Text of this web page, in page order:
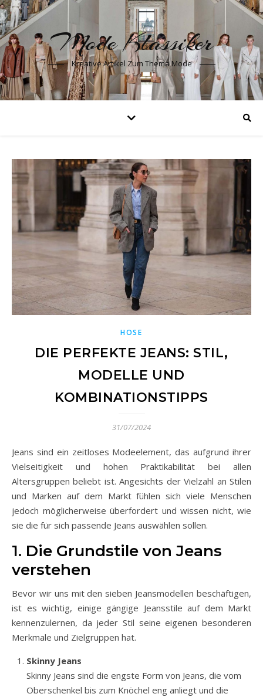
Mode Klassiker
Kreative Artikel Zum Thema Mode
HOSE
DIE PERFEKTE JEANS: STIL,
MODELLE UND
KOMBINATIONSTIPPS
31/07/2024
Jeans sind ein zeitloses Modeelement, das aufgrund ihrer
Vielseitigkeit und hohen Praktikabilität bei allen
Altersgruppen beliebt ist. Angesichts der Vielzahl an Stilen
und Marken auf dem Markt fühlen sich viele Menschen
jedoch möglicherweise überfordert und wissen nicht, wie
sie die für sich passende Jeans auswählen sollen.
1. Die Grundstile von Jeans
verstehen
Bevor wir uns mit den sieben Jeansmodellen beschäftigen,
ist es wichtig, einige gängige Jeansstile auf dem Markt
kennenzulernen, da jeder Stil seine eigenen besonderen
Merkmale und Zielgruppen hat.
Skinny Jeans
Skinny Jeans sind die engste Form von Jeans, die vom
Oberschenkel bis zum Knöchel eng anliegt und die